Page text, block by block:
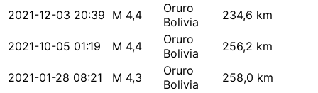
2021-12-03 20:39 M 4,4
Oruro
Bolivia
234,6 km
2021-10-05 01:19 M 4,4
Oruro
Bolivia
256,2 km
2021-01-28 08:21 M 4,3
Oruro
Bolivia
258,0 km